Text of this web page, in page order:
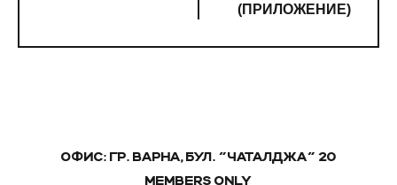
(ПРИЛОЖЕНИЕ)
ОФИС: ГР. ВАРНА, БУЛ. "ЧАТАЛДЖА" 20
MEMBERS ONLY